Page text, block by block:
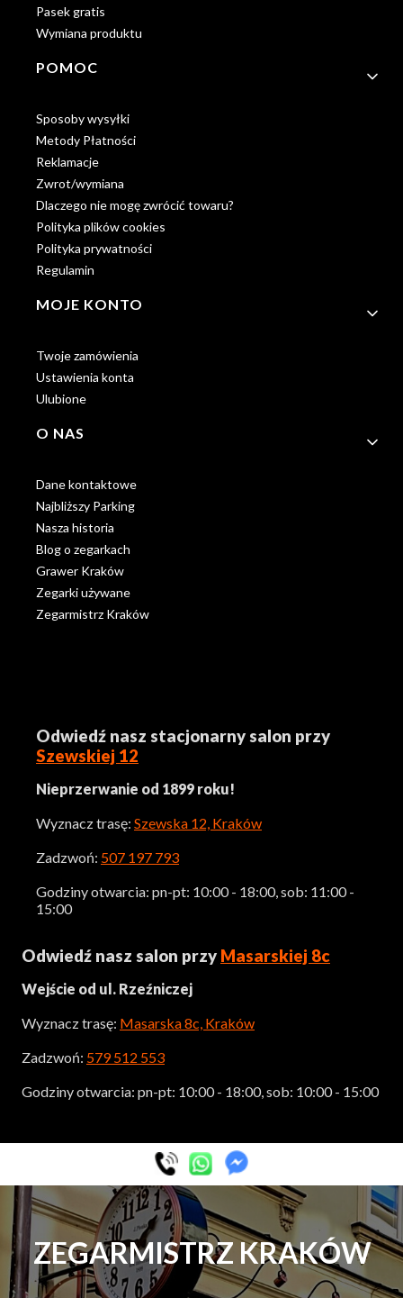
Pasek gratis
Wymiana produktu
POMOC
Sposoby wysyłki
Metody Płatności
Reklamacje
Zwrot/wymiana
Dlaczego nie mogę zwrócić towaru?
Polityka plików cookies
Polityka prywatności
Regulamin
MOJE KONTO
Twoje zamówienia
Ustawienia konta
Ulubione
O NAS
Dane kontaktowe
Najbliższy Parking
Nasza historia
Blog o zegarkach
Grawer Kraków
Zegarki używane
Zegarmistrz Kraków
Odwiedź nasz stacjonarny salon przy
Szewskiej 12
Nieprzerwanie od 1899 roku!
Wyznacz trasę: Szewska 12, Kraków
Zadzwoń: 507 197 793
Godziny otwarcia: pn-pt: 10:00 - 18:00, sob: 11:00 -
15:00
Odwiedź nasz salon przy Masarskiej 8c
Wejście od ul. Rzeźniczej
Wyznacz trasę: Masarska 8c, Kraków
Zadzwoń: 579 512 553
Godziny otwarcia: pn-pt: 10:00 - 18:00, sob: 10:00 - 15:00
ZEGARMISTRZ KRAKÓW